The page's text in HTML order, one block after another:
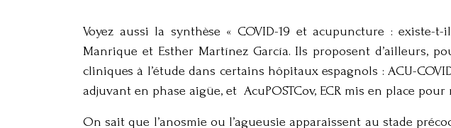
Voyez aussi la synthèse « COVID-19 et acupuncture :
Manrique et Esther Martínez García. Ils proposent d’ailleurs,
cliniques à l’étude dans certains hôpitaux espagnols : ACU-
adjuvant en phase aigüe, et AcuPOSTCov, ECR mis en place
On sait que l’anosmie ou l’agueusie apparaissent au stade